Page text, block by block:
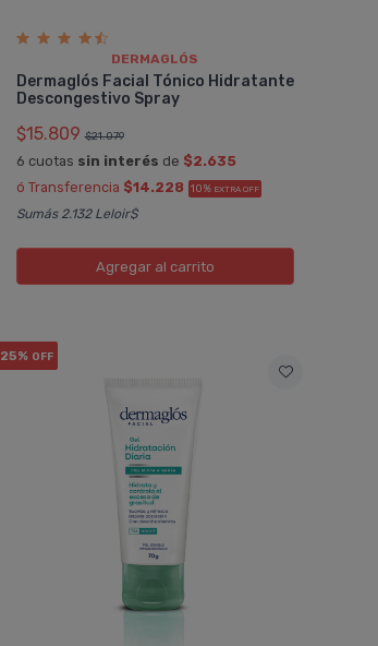
DERMAGLÓS
Dermaglós Facial Tónico Hidratante
Descongestivo Spray
$15.809 $21.079
6 cuotas sin interés de $2.635
ó Transferencia $14.228 10% EXTRA OFF
Sumás 2.132 Leloir$
Agregaral carrito
25% OFF